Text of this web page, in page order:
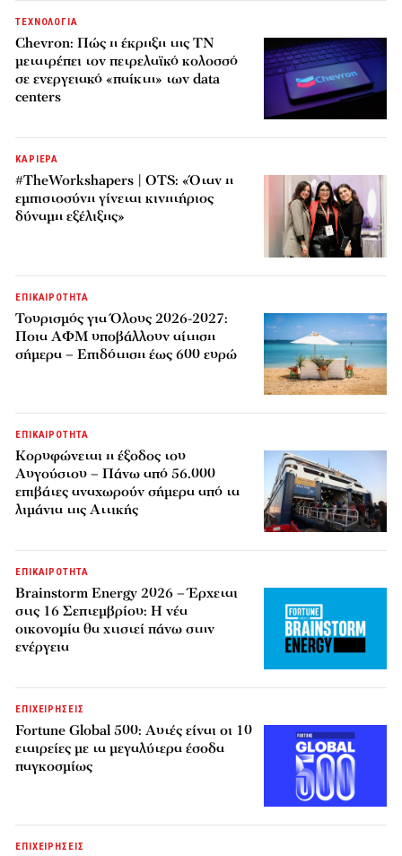
ΤΕΧΝΟΛΟΓΙΑ
Chevron: Πώς η έκρηξη της ΤΝ
μετατρέπει τον πετρελαϊκό κολοσσό
σε ενεργειακό «παίκτη» των data
centers
ΚΑΡΙΕΡΑ
#TheWorkshapers | OTS: «Όταν η
εμπιστοσύνη γίνεται κινητήριος
δύναμη εξέλιξης»
ΕΠΙΚΑΙΡΟΤΗΤΑ
Τουρισμός για Όλους 2026-2027:
Ποια ΑΦΜ υποβάλλουν αίτηση
σήμερα – Επιδότηση έως 600 ευρώ
ΕΠΙΚΑΙΡΟΤΗΤΑ
Κορυφώνεται η έξοδος του
Αυγούστου – Πάνω από 56.000
επιβάτες αναχωρούν σήμερα από τα
λιμάνια της Αττικής
ΕΠΙΚΑΙΡΟΤΗΤΑ
Brainstorm Energy 2026 – Έρχεται
στις 16 Σεπτεμβρίου: Η νέα
οικονομία θα χτιστεί πάνω στην
ενέργεια
ΕΠΙΧΕΙΡΗΣΕΙΣ
Fortune Global 500: Αυτές είναι οι 10
εταιρείες με τα μεγαλύτερα έσοδα
παγκοσμίως
ΕΠΙΧΕΙΡΗΣΕΙΣ